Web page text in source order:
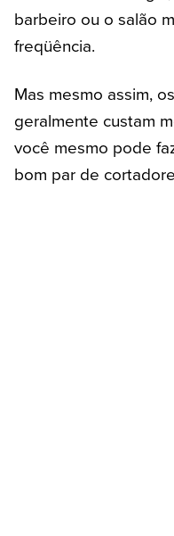
barbeiro ou o salão
freqüência.
Mas mesmo assim,
geralmente custam
você mesmo pode
bom par de